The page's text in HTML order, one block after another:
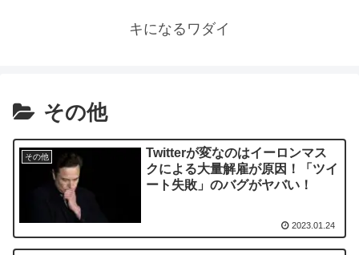
キになるワダイ
その他
その他
Twitterが変なのはイーロンマス
クによる大量解雇が原因！「ツイ
ート失敗」のバグがヤバい！
2023.01.24